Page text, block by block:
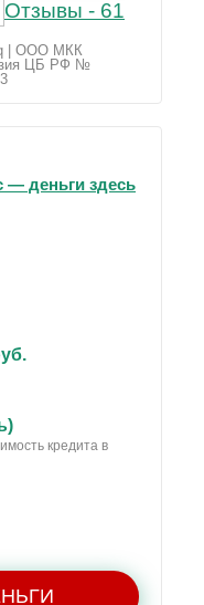
Отзывы - 61
| ООО МКК
ЦБ РФ №
— деньги здесь
кредита в